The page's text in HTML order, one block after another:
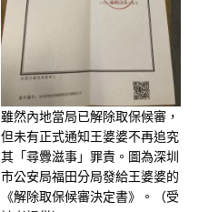
雖然內地當局已解除取保候審，
但未有正式通知王婆婆不再追究
其「尋釁滋事」罪責。圖為深圳
市公安局福田分局發給王婆婆的
《解除取保候審決定書》。（受